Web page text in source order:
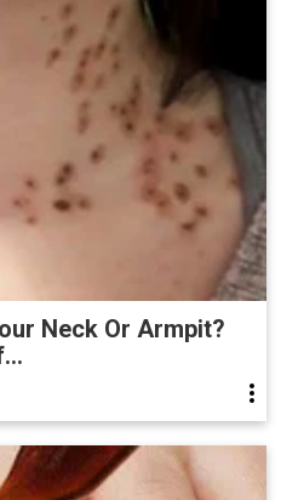
Neck Or Armpit?